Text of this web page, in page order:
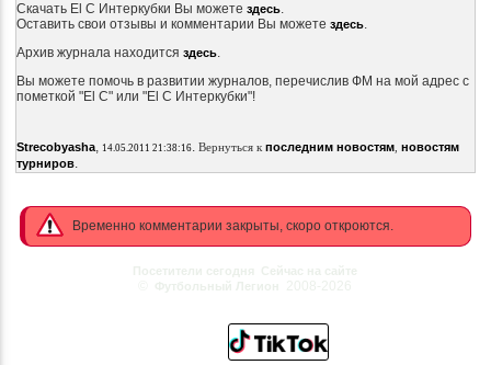
Скачать El C Интеркубки Вы можете здесь.
Оставить свои отзывы и комментарии Вы можете здесь.
Архив журнала находится здесь.
Вы можете помочь в развитии журналов, перечислив ФМ на мой адрес с
пометкой "El C" или "El C Интеркубки"!
Strecobyasha, 14.05.2011 21:38:16. Вернуться к последним новостям, новостям
турниров.
Временно комментарии закрыты, скоро откроются.